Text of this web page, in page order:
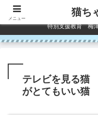
コンテンツへスキ
特別支援教育 梅
テレビを見る
がとてもいい猫
メニュー
猫ち